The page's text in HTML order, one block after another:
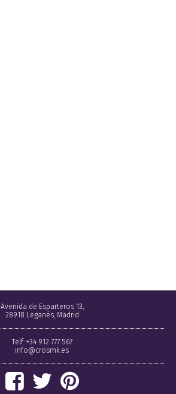
Avenida de Esparteros 13,
28918 Leganés, Madrid
Telf: +34 912 777 567
info@crosmk.es